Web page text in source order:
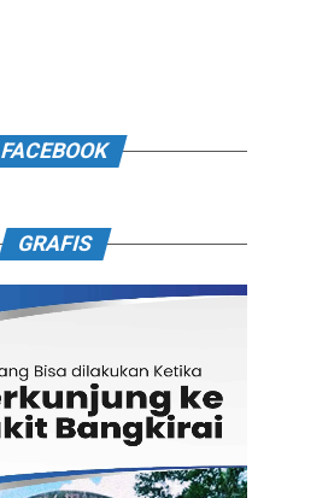
FACEBOOK
GRAFIS